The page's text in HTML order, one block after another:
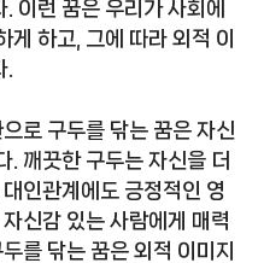
이런 꿈은 우리가 사회에
게 하고, 그에 따라 외적 이
로 구두를 닦는 꿈은 자신
. 깨끗한 구두는 자신을 더
인관계에도 긍정적인 영
신감 있는 사람에게 매력
를 닦는 꿈은 외적 이미지